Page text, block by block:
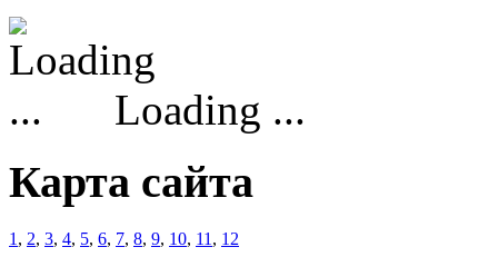
Loading ...
Карта сайта
1 , 2, 3, 4, 5, 6, 7, 8, 9, 10, 11 , 12